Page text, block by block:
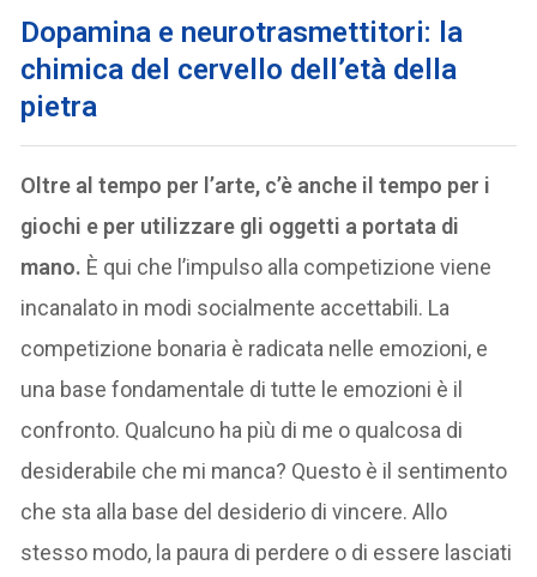
Dopamina e neurotrasmettitori: la
chimica del cervello dell’età della
pietra
Oltre al tempo per l’arte, c’è anche il tempo per i
giochi e per utilizzare gli oggetti a portata di
mano. È qui che l’impulso alla competizione viene
incanalato in modi socialmente accettabili. La
competizione bonaria è radicata nelle emozioni, e
una base fondamentale di tutte le emozioni è il
confronto. Qualcuno ha più di me o qualcosa di
desiderabile che mi manca? Questo è il sentimento
che sta alla base del desiderio di vincere. Allo
stesso modo, la paura di perdere o di essere lasciati